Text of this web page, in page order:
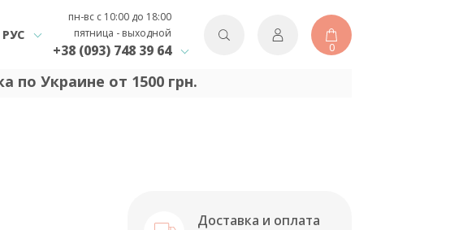
РУС
пн-вс с 10:00 до 18:00
пятница - выходной
+38 (093) 748 39 64 0
по Украине от 1500 грн.
Доставка и оплата